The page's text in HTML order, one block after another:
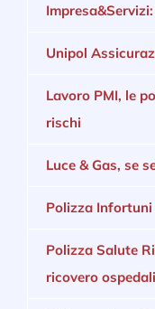
Unipol
Lavoro PMI, le
rischi
Luce & Gas, se
Polizza
Polizza Salute
ricovero